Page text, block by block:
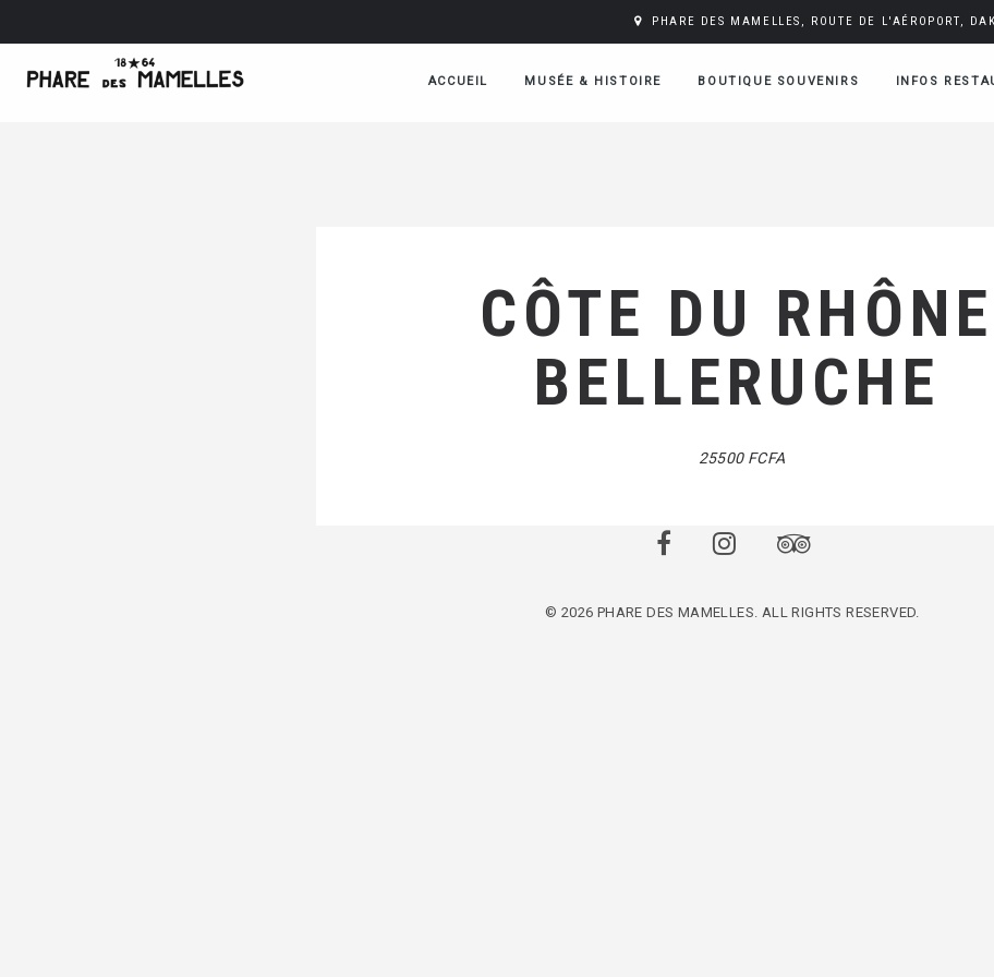
PHARE DES MAMELLES, ROUTE DE L'AÉROPORT,
ACCUEIL MUSÉE & HISTOIRE BOUTIQUE SOUVENIRS INFOS
CÔTE DU RHÔNE
BELLERUCHE
25500 FCFA
© 2026 PHARE DES MAMELLES. ALL RIGHTS RESERVED.